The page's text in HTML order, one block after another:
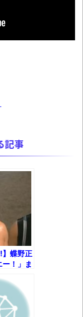
Jリーグ…なら
の上流から流
ん
したら・・・
ネ美人ナース
したら・・・
ッサ作戦とか
のか
記事
】蝶野正
！」ま